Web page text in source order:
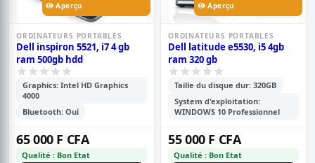
Aperçu
ORDINATEURS PORTABLES
Dell inspiron 5521, i7 4 gb
ram 500gb hdd
Graphics: Intel HD Graphics
4000
Bluetooth: Oui
65 000 F CFA
Qualité : Bon Etat
Aperçu
ORDINATEURS PORTABLES
Dell latitude e5530, i5 4gb
ram 320 gb
Taille du disque dur: 320GB
System d'exploitation:
WINDOWS 10 Professionnel
55 000 F CFA
Qualité : Bon Etat